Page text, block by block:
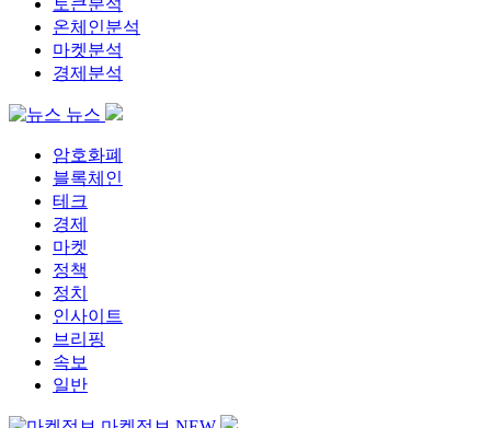
토큰분석
온체인분석
마켓분석
경제분석
뉴스
암호화폐
블록체인
테크
경제
마켓
정책
정치
인사이트
브리핑
속보
일반